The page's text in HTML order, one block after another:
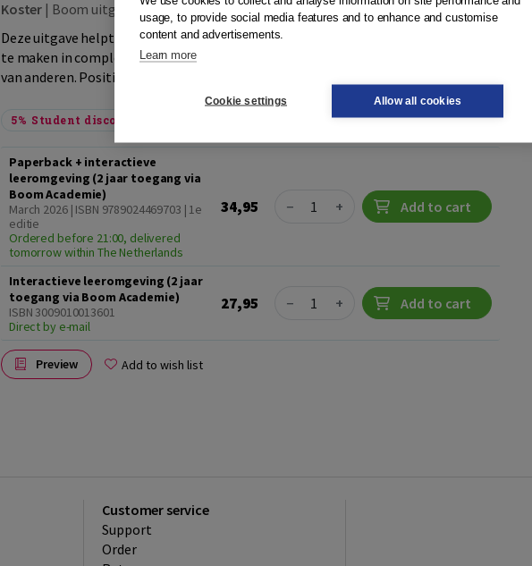
Koster | Boom uitgevers Amsterdam
Deze uitgave helpt je om je eigen veerkracht te versterken om zo bewuster keuzes
te maken in complexe situaties met oog voor je eigen waarden én de behoeften
van anderen. Positieve Gezondheid biedt...
5% Student discount
Paperback + interactieve
leeromgeving (2 jaar toegang via
Boom Academie)
March 2026 | ISBN 9789024469703 | 1e
editie
Ordered before 21:00, delivered
tomorrow within The Netherlands
34,95 Quantity
− + Add to cart
Interactieve leeromgeving (2 jaar
toegang via Boom Academie)
ISBN 3009010013601
Direct by e-mail
27,95 Quantity
− + Add to cart
Preview Add to wish list
Customer service
Support
Order
usage, to provide social media features and to enhance and customise
content and advertisements.
Learn more
Cookie settings Allow all cookies